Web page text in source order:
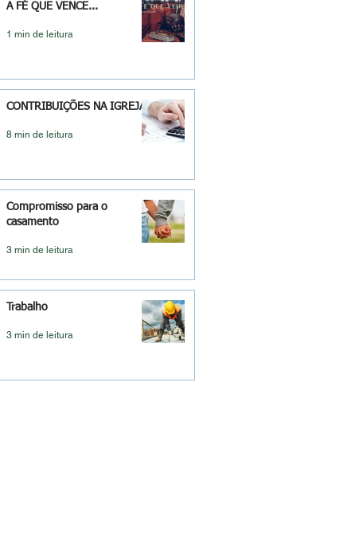
A FÉ QUE VENCE...
1 min de leitura
CONTRIBUIÇÕES NA IGREJA
8 min de leitura
Compromisso para o
casamento
3 min de leitura
Trabalho
3 min de leitura